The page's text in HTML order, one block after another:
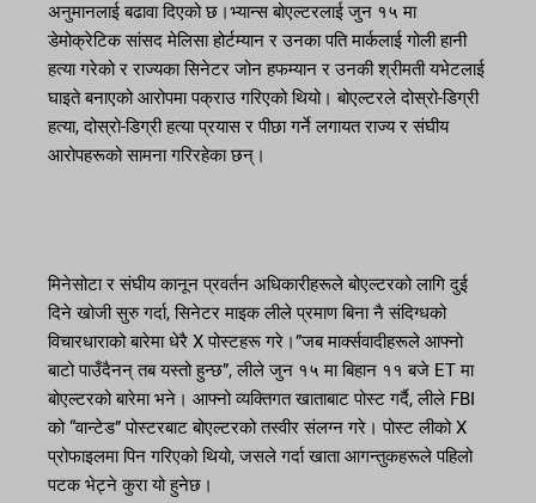
अनुमानलाई बढावा दिएको छ।भ्यान्स बोएल्टरलाई जुन १५ मा
डेमोक्रेटिक सांसद मेलिसा होर्टम्यान र उनका पति मार्कलाई गोली हानी
हत्या गरेको र राज्यका सिनेटर जोन हफम्यान र उनकी श्रीमती यभेटलाई
घाइते बनाएको आरोपमा पक्राउ गरिएको थियो। बोएल्टरले दोस्रो-डिग्री
हत्या, दोस्रो-डिग्री हत्या प्रयास र पीछा गर्ने लगायत राज्य र संघीय
आरोपहरूको सामना गरिरहेका छन्।
मिनेसोटा र संघीय कानून प्रवर्तन अधिकारीहरूले बोएल्टरको लागि दुई
दिने खोजी सुरु गर्दा, सिनेटर माइक लीले प्रमाण बिना नै संदिग्धको
विचारधाराको बारेमा धेरै X पोस्टहरू गरे।”जब मार्क्सवादीहरूले आफ्नो
बाटो पाउँदैनन् तब यस्तो हुन्छ”, लीले जुन १५ मा बिहान ११ बजे ET मा
बोएल्टरको बारेमा भने। आफ्नो व्यक्तिगत खाताबाट पोस्ट गर्दै, लीले FBI
को “वान्टेड” पोस्टरबाट बोएल्टरको तस्वीर संलग्न गरे। पोस्ट लीको X
प्रोफाइलमा पिन गरिएको थियो, जसले गर्दा खाता आगन्तुकहरूले पहिलो
पटक भेट्ने कुरा यो हुनेछ।